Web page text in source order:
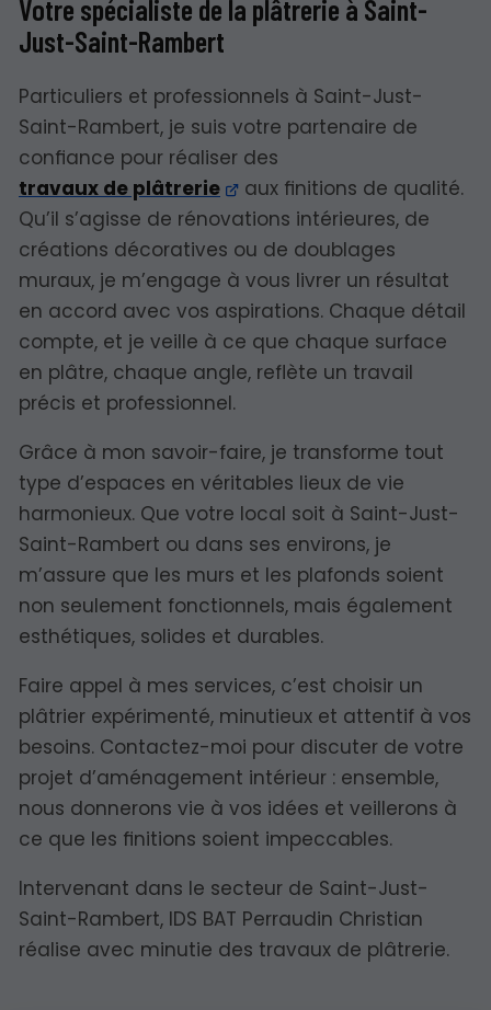
Votre spécialiste de la plâtrerie à Saint-
Just-Saint-Rambert
Particuliers et professionnels à Saint-Just-
Saint-Rambert, je suis votre partenaire de
confiance pour réaliser des
travaux de plâtrerie
aux finitions de qualité.
Qu’il s’agisse de rénovations intérieures, de
créations décoratives ou de doublages
muraux, je m’engage à vous livrer un résultat
en accord avec vos aspirations. Chaque détail
compte, et je veille à ce que chaque surface
en plâtre, chaque angle, reflète un travail
précis et professionnel.
Grâce à mon savoir-faire, je transforme tout
type d’espaces en véritables lieux de vie
harmonieux. Que votre local soit à Saint-Just-
Saint-Rambert ou dans ses environs, je
m’assure que les murs et les plafonds soient
non seulement fonctionnels, mais également
esthétiques, solides et durables.
Faire appel à mes services, c’est choisir un
plâtrier expérimenté, minutieux et attentif à vos
besoins. Contactez-moi pour discuter de votre
projet d’aménagement intérieur : ensemble,
nous donnerons vie à vos idées et veillerons à
ce que les finitions soient impeccables.
Intervenant dans le secteur de Saint-Just-
Saint-Rambert, IDS BAT Perraudin Christian
réalise avec minutie des travaux de plâtrerie.